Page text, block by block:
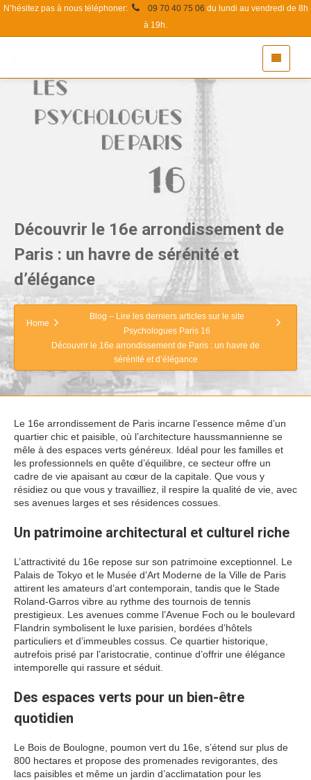
N’hésitez pas à nous téléphoner: 09 70 40 75 06 du lundi au vendredi de 8h
à 19h.
Découvrir le 16e arrondissement de
Paris : un havre de sérénité et
d’élégance
Home
Blog – Lire les derniers articles sur le site
Psychologues Paris 16
Découvrir le 16e arrondissement de Paris : un havre de
sérénité et d’élégance
Le 16e arrondissement de Paris incarne l’essence même d’un
quartier chic et paisible, où l’architecture haussmannienne se
mêle à des espaces verts généreux. Idéal pour les familles et
les professionnels en quête d’équilibre, ce secteur offre un
cadre de vie apaisant au cœur de la capitale. Que vous y
résidiez ou que vous y travailliez, il respire la qualité de vie, avec
ses avenues larges et ses résidences cossues.
Un patrimoine architectural et culturel riche
L’attractivité du 16e repose sur son patrimoine exceptionnel. Le
Palais de Tokyo et le Musée d’Art Moderne de la Ville de Paris
attirent les amateurs d’art contemporain, tandis que le Stade
Roland-Garros vibre au rythme des tournois de tennis
prestigieux. Les avenues comme l’Avenue Foch ou le boulevard
Flandrin symbolisent le luxe parisien, bordées d’hôtels
particuliers et d’immeubles cossus. Ce quartier historique,
autrefois prisé par l’aristocratie, continue d’offrir une élégance
intemporelle qui rassure et séduit.
Des espaces verts pour un bien-être
quotidien
Le Bois de Boulogne, poumon vert du 16e, s’étend sur plus de
800 hectares et propose des promenades revigorantes, des
lacs paisibles et même un jardin d’acclimatation pour les